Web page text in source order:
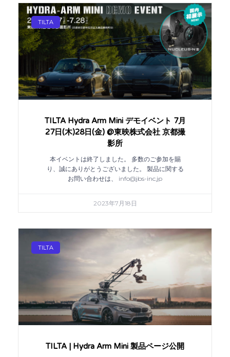
TILTA
TILTA Hydra Arm Mini デモイベント 7月
27日(木)28日(金) @東映株式会社 京都撮
影所
本イベントは終了しました。 多数のご参加を賜
り、誠にありがとうございました。 製品に関する
お問い合わせは、 info@jbs-inc.jp
2023年7月18日
TILTA
TILTA | Hydra Arm Mini 製品ページ公開